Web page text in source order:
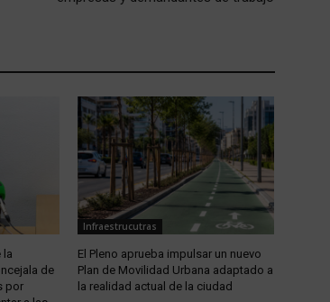
la
de
por
Infraestrucutras
El Pleno aprueba impulsar un nuevo
Plan de Movilidad Urbana adaptado a
la realidad actual de la ciudad